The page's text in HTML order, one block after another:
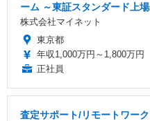
ーム ～東証スタンダード上
株式会社マイネット
東京都
年収1,000万円～1,800万円
正社員
査定サポート/リモートワー